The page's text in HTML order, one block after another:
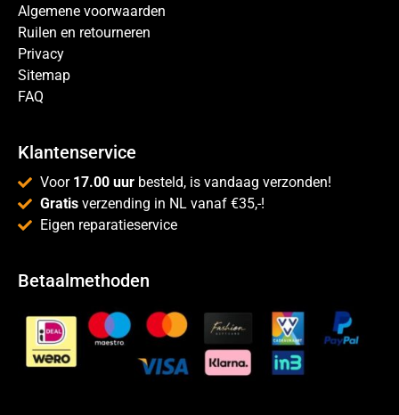
Algemene voorwaarden
Ruilen en retourneren
Privacy
Sitemap
FAQ
Klantenservice
Voor 17.00 uur besteld, is vandaag verzonden!
Gratis verzending in NL vanaf €35,-!
Eigen reparatieservice
Betaalmethoden